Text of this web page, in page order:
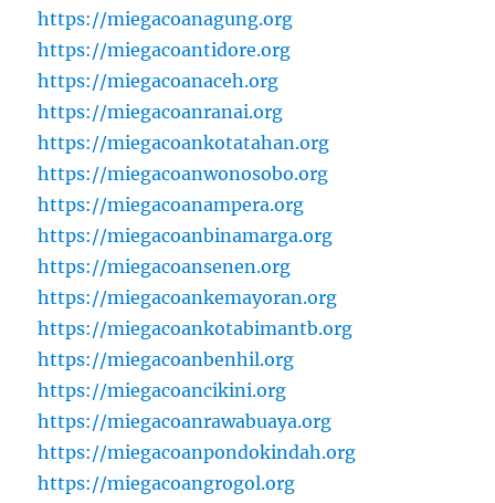
https://miegacoanagung.org
https://miegacoantidore.org
https://miegacoanaceh.org
https://miegacoanranai.org
https://miegacoankotatahan.org
https://miegacoanwonosobo.org
https://miegacoanampera.org
https://miegacoanbinamarga.org
https://miegacoansenen.org
https://miegacoankemayoran.org
https://miegacoankotabimantb.org
https://miegacoanbenhil.org
https://miegacoancikini.org
https://miegacoanrawabuaya.org
https://miegacoanpondokindah.org
https://miegacoangrogol.org